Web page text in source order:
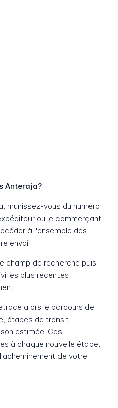
Anteraja?
munissez-vous du numéro
ou le commerçant.
à l'ensemble des
envoi.
champ de recherche puis
les plus récentes
alors le parcours de
étapes de transit
estimée. Ces
à chaque nouvelle étape,
de votre